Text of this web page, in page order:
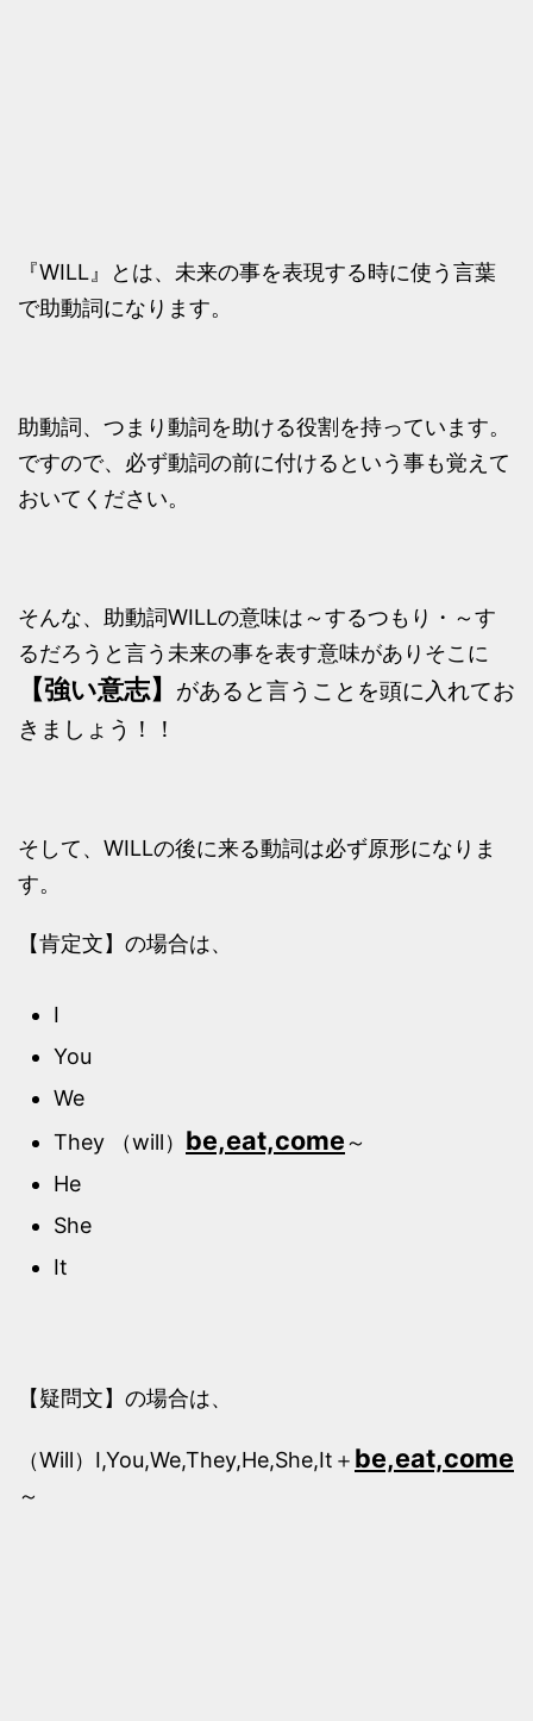
『WILL』とは、未来の事を表現する時に使う言葉
で助動詞になります。
助動詞、つまり動詞を助ける役割を持っています。
ですので、必ず動詞の前に付けるという事も覚えて
おいてください。
そんな、助動詞WILLの意味は～するつもり・～す
るだろうと言う未来の事を表す意味がありそこに
【強い意志】 があると言うことを頭に入れてお
きましょう！！
そして、WILLの後に来る動詞は必ず原形になりま
す。
【肯定文】の場合は、
I
You
We
They （will） be,eat,come～
He
She
It
【疑問文】の場合は、
（Will）I,You,We,They,He,She,It＋ be,eat,come
～